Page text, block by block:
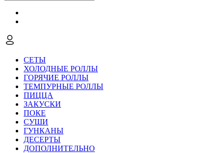
СЕТЫ
ХОЛОДНЫЕ РОЛЛЫ
ГОРЯЧИЕ РОЛЛЫ
ТЕМПУРНЫЕ РОЛЛЫ
ПИЦЦА
ЗАКУСКИ
ПОКЕ
СУШИ
ГУНКАНЫ
ДЕСЕРТЫ
ДОПОЛНИТЕЛЬНО